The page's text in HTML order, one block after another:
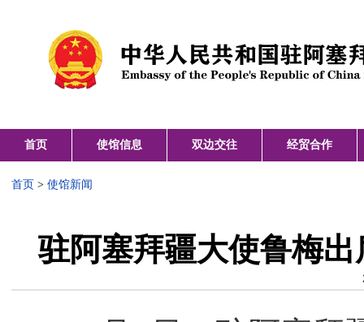
首页 使馆信息 双边交往 经贸合作
首页 > 使馆新闻
驻阿塞拜疆大使鲁梅